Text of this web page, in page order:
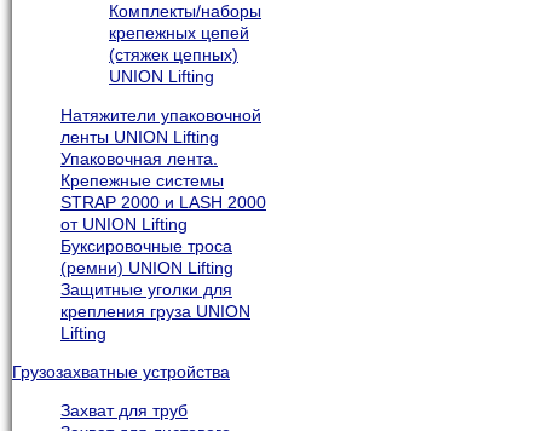
Комплекты/наборы
крепежных цепей
(стяжек цепных)
UNION Lifting
Натяжители упаковочной
ленты UNION Lifting
Упаковочная лента.
Крепежные системы
STRAP 2000 и LASH 2000
от UNION Lifting
Буксировочные троса
(ремни) UNION Lifting
Защитные уголки для
крепления груза UNION
Lifting
Грузозахватные устройства
Захват для труб